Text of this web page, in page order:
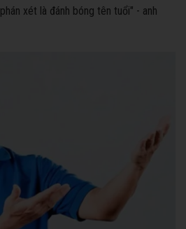
xét là đánh bóng tên tuổi" - anh